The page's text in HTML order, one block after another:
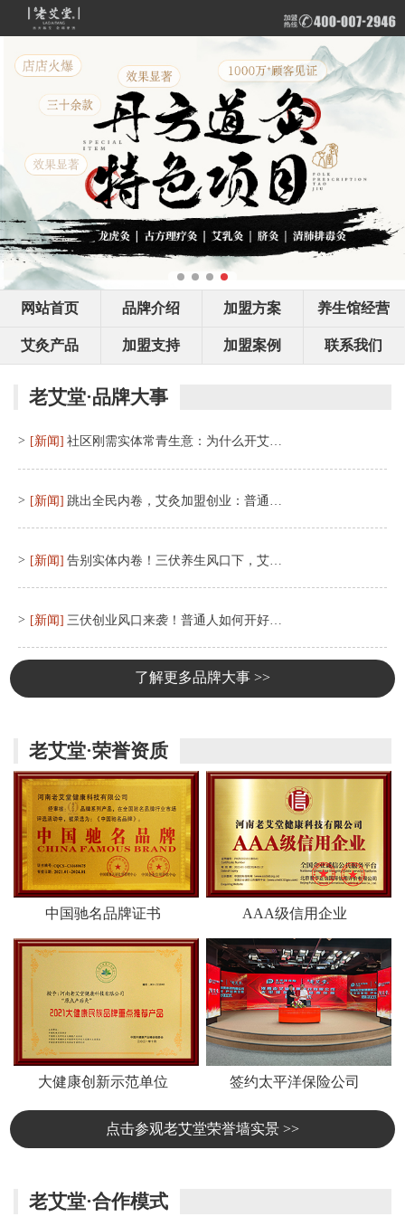
网站首页 品牌介绍 加盟方案 养生馆经营
艾灸产品 加盟支持 加盟案例 联系我们
老艾堂·品牌大事
> [新闻] 社区刚需实体常青生意：为什么开艾…
> [新闻] 跳出全民内卷，艾灸加盟创业：普通…
> [新闻] 告别实体内卷！三伏养生风口下，艾…
> [新闻] 三伏创业风口来袭！普通人如何开好…
了解更多品牌大事 >>
老艾堂·荣誉资质
中国驰名品牌证书 AAA级信用企业
大健康创新示范单位 签约太平洋保险公司
点击参观老艾堂荣誉墙实景 >>
老艾堂·合作模式